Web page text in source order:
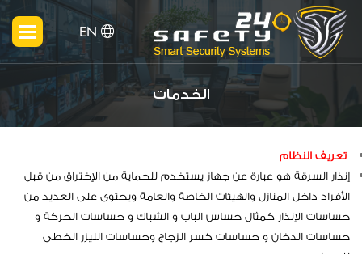
الخدمات
تعريف النظام
إنذار السرقة هو عبارة عن جهاز يستخدم للحماية من الإختراق من قبل
الأفراد داخل المنازل والهيئات الخاصة والعامة ويحتوى على العديد من
حساسات الإنذار كمثال حساس الباب و الشباك و حساسات الحركة و
حساسات الدخان و حساسات كسر الزجاج وحساسات الليزر الخطى